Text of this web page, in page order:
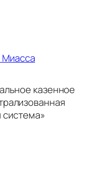
Миасса
казенное